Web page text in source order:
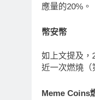
應量的20%。
幣安幣
如上文提及，
近一次燃燒（
Meme Coins